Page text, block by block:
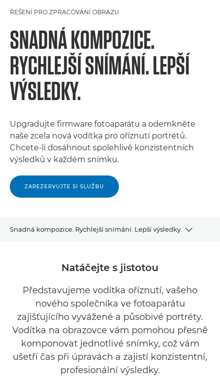
ŘEŠENÍ PRO ZPRACOVÁNÍ OBRAZU
SNADNÁ KOMPOZICE.
RYCHLEJŠÍ SNÍMÁNÍ. LEPŠÍ
VÝSLEDKY.
Upgradujte firmware fotoaparátu a odemkněte
naše zcela nová vodítka pro oříznutí portrétů.
Chcete-li dosáhnout spolehlivě konzistentních
výsledků v každém snímku.
ZAREZERVUJTE SI SLUŽBU
Snadná kompozice. Rychlejší snímání. Lepší výsledky.
Jak to funguje?
Pricing (Stanovení ceny)
Kompatibilní produkty
Související služby
Natáčejte s jistotou
Představujeme vodítka oříznutí, vašeho
nového společníka ve fotoaparátu
zajišťujícího vyvážené a působivé portréty.
Vodítka na obrazovce vám pomohou přesně
komponovat jednotlivé snímky, což vám
ušetří čas při úpravách a zajistí konzistentní,
profesionální výsledky.